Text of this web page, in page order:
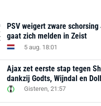
PSV weigert zware
gaat zich melden in Zeist
5 aug. 18:01
Ajax zet eerste stap tegen
dankzij Godts, Wijndal en
Gisteren, 21:57